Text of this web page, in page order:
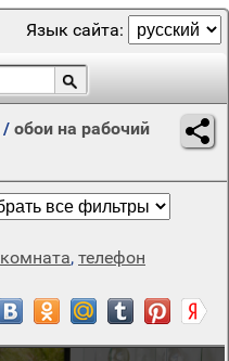
Язык сайта:
/ обои на рабочий
комната, телефон